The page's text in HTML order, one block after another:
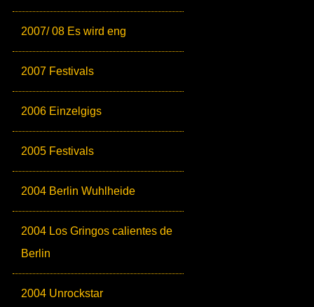
2007/ 08 Es wird eng
2007 Festivals
2006 Einzelgigs
2005 Festivals
2004 Berlin Wuhlheide
2004 Los Gringos calientes de
Berlin
2004 Unrockstar